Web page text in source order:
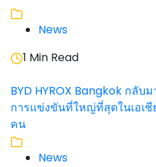
News
1 Min Read
BYD HYROX Bangkok กลั
การแข่งขันที่ใหญ่ที่สุดในเอเ
คน
News